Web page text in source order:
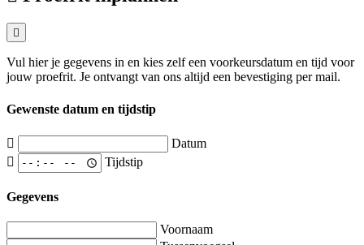
Vul hier je gegevens in en kies zelf een voorkeursdatum en tijd voor
jouw proefrit. Je ontvangt van ons altijd een bevestiging per mail.
Gewenste datum en tijdstip
Datum
Tijdstip
Gegevens
Voornaam